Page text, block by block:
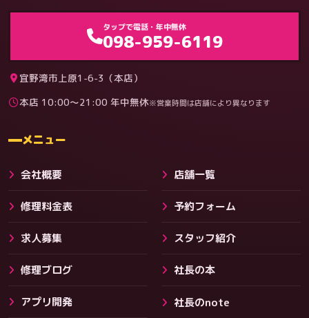
料金
タップで電話・年中無休
098-959-6119
宜野湾市上原1-6-3（本店）
本店 10:00〜21:00 年中無休※営業時間は店舗により異なります
メニュー
会社概要 店舗一覧
修理料金表 予約フォーム
求人募集 スタッフ紹介
修理ブログ 社長の本
アプリ開発 社長のnote